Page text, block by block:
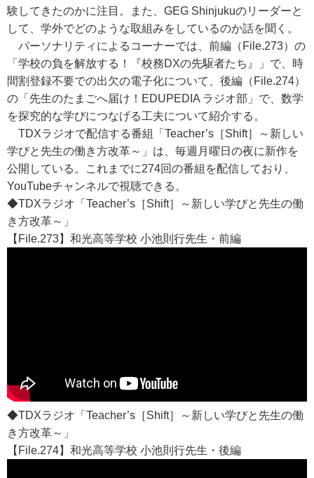
験してきたのかに注目。また、GEG Shinjukuのリーダーと
して、学外でどのような取組みをしているのか話を聞く。
パーソナリティによるコーナーでは、前編（File.273）の
「学校の負を解放する！『校務DXの先駆者たち』」で、時
間割登録不要での出欠の電子化について、後編（File.274）
の「先生のたまごへ届け！EDUPEDIA ラジオ部」で、数学
を探究的な学びにつなげる工夫について紹介する。
TDXラジオで配信する番組「Teacher’s［Shift］～新しい
学びと先生の働き方改革～」は、毎週月曜日の夜に新作を
公開している。これまでに274回の番組を配信しており、
YouTubeチャンネルで視聴できる。
◆TDXラジオ「Teacher’s［Shift］～新しい学びと先生の働
き方改革～」
【File.273】和光高等学校 小池則行先生・前編
◆TDXラジオ「Teacher’s［Shift］～新しい学びと先生の働
き方改革～」
【File.274】和光高等学校 小池則行先生・後編